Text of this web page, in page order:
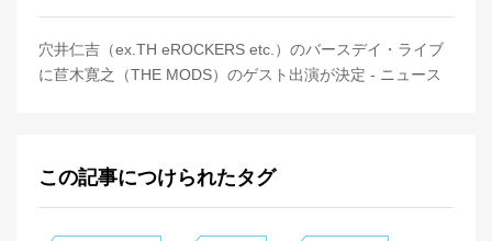
穴井仁吉（ex.TH eROCKERS etc.）のバースデイ・ライブ
に苣木寛之（THE MODS）のゲスト出演が決定 - ニュース
この記事につけられたタグ